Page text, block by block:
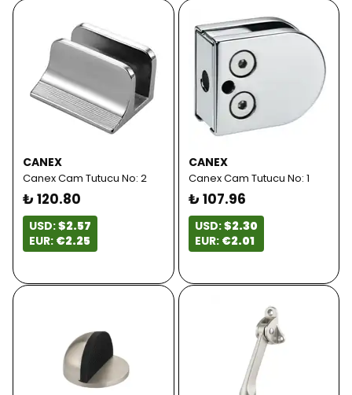
CANEX
Canex Cam Tutucu No: 2
₺ 120.80
USD:$2.57
EUR: €2.25
CANEX
Canex Cam Tutucu No: 1
₺ 107.96
USD:$2.30
EUR: €2.01